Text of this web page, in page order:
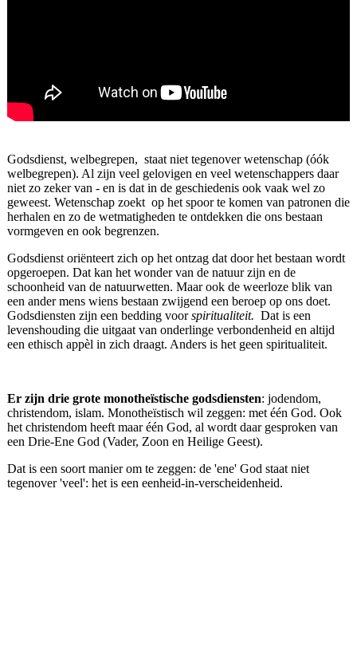
Godsdienst, welbegrepen, staat niet tegenover wetenschap (óók
welbegrepen). Al zijn veel gelovigen en veel wetenschappers daar
niet zo zeker van - en is dat in de geschiedenis ook vaak wel zo
geweest. Wetenschap zoekt op het spoor te komen van patronen die
herhalen en zo de wetmatigheden te ontdekken die ons bestaan
vormgeven en ook begrenzen.
Godsdienst oriënteert zich op het ontzag dat door het bestaan wordt
opgeroepen. Dat kan het wonder van de natuur zijn en de
schoonheid van de natuurwetten. Maar ook de weerloze blik van
een ander mens wiens bestaan zwijgend een beroep op ons doet.
Godsdiensten zijn een bedding voorspiritualiteit. Dat is een
levenshouding die uitgaat van onderlinge verbondenheid en altijd
een ethisch appèl in zich draagt. Anders is het geen spiritualiteit.
Er zijn drie grote monotheïstische godsdiensten: jodendom,
christendom, islam. Monotheïstisch wil zeggen: met één God. Ook
het christendom heeft maar één God, al wordt daar gesproken van
een Drie-Ene God (Vader, Zoon en Heilige Geest).
Dat is een soort manier om te zeggen: de 'ene' God staat niet
tegenover 'veel': het is een eenheid-in-verscheidenheid.